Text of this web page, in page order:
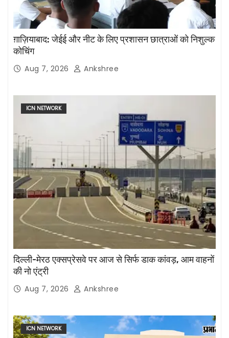
ग़ाज़ियाबाद: जेईई और नीट के लिए प्रशासन छात्राओं को निशुल्क
कोचिंग
Aug 7, 2026 Ankshree
ICN NETWORK
दिल्ली-मेरठ एक्सप्रेसवे पर आज से सिर्फ डाक कांवड़, आम वाहनों
की नो एंट्री
Aug 7, 2026 Ankshree
ICN NETWORK